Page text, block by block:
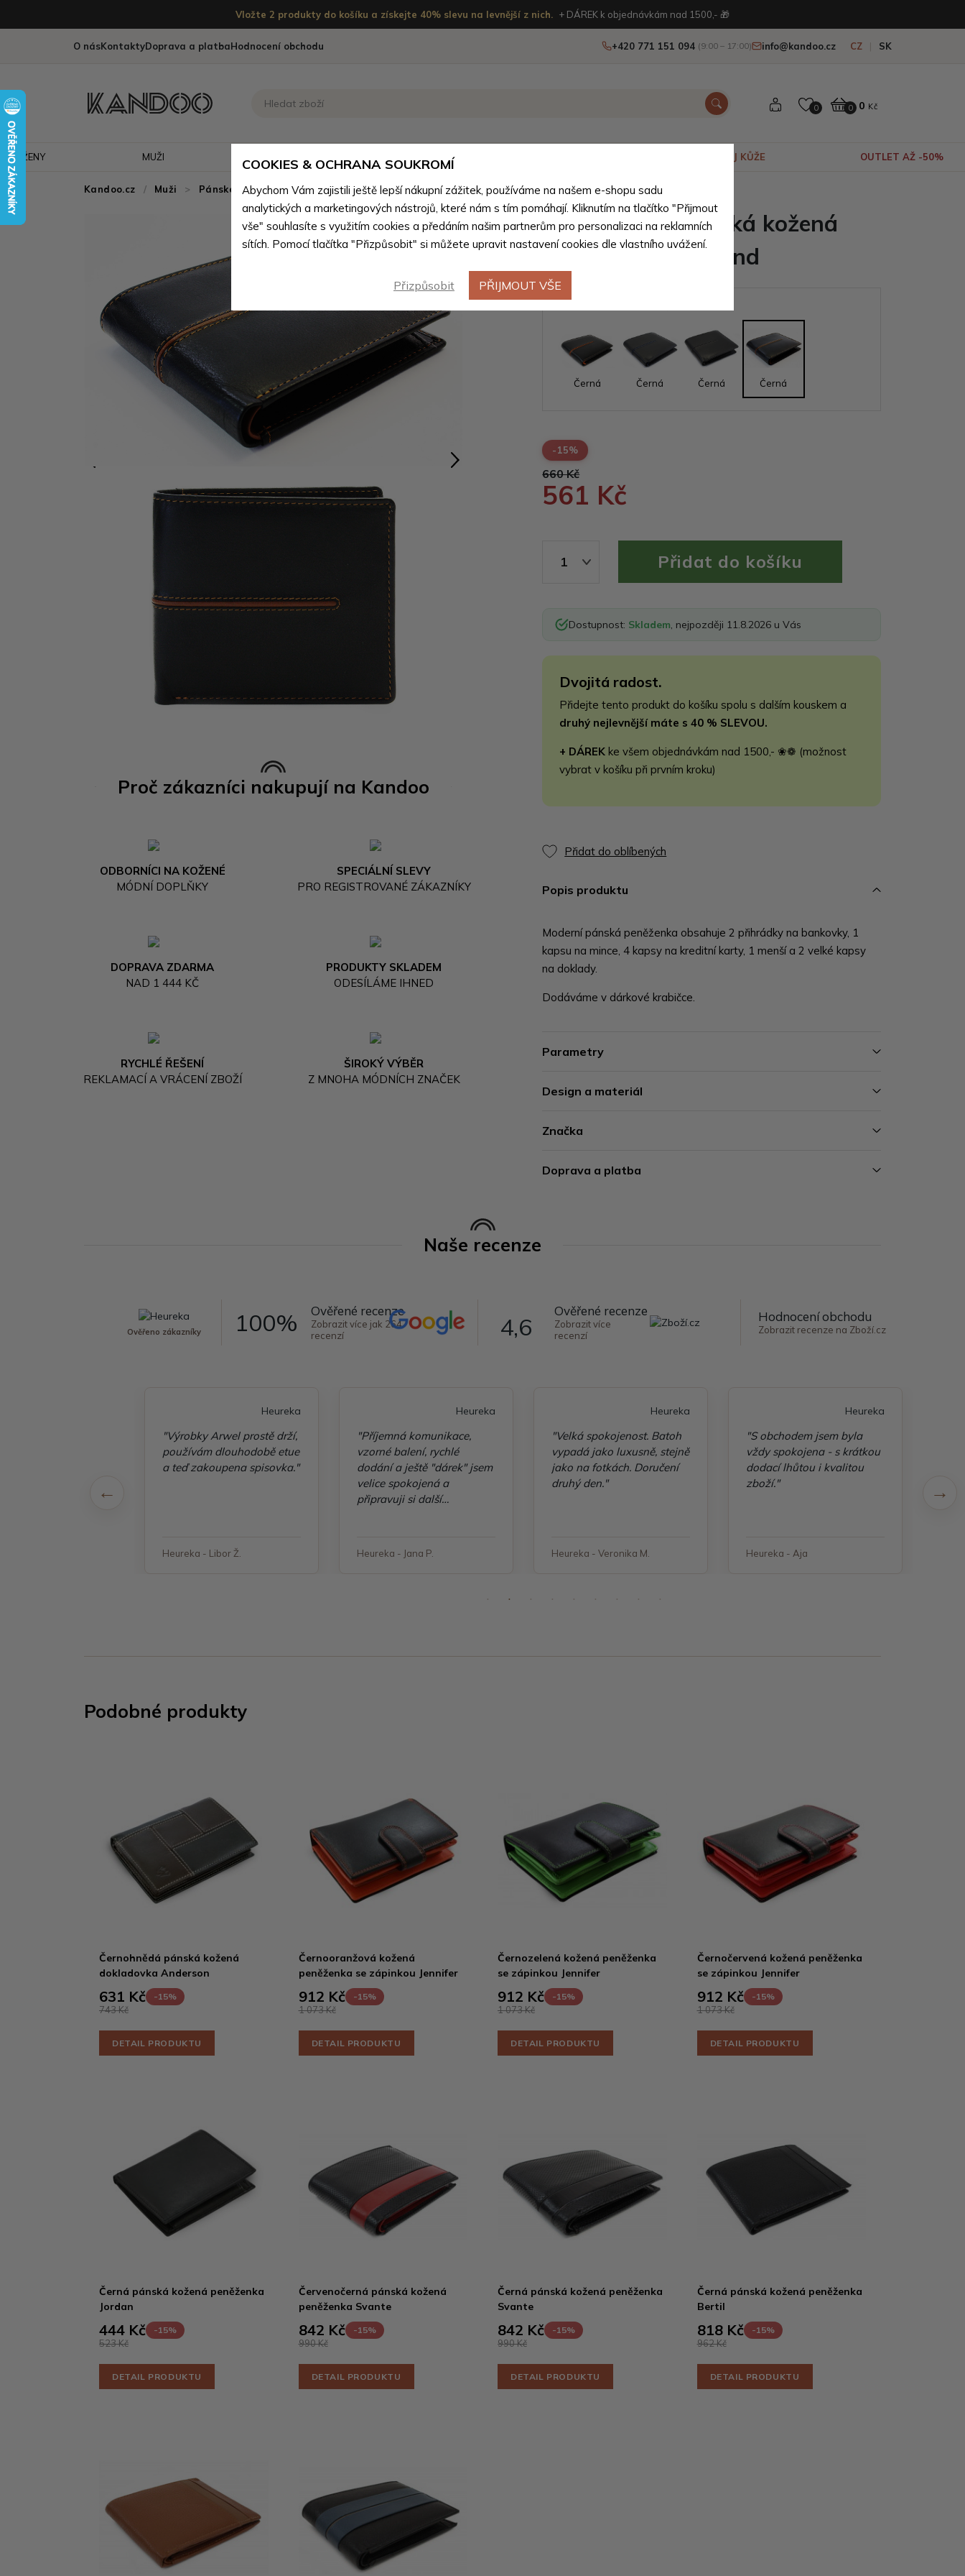
Vložte 2 produkty do košíku a získejte 40% slevu na levnější z nich. + DÁREK k objednávkám nad 1500,- 🎁
O násKontaktyDoprava a platbaHodnocení obchodu +420 771 151 094 (9:00 – 17:00) info@kandoo.cz CZ SK
0 0 0 Kč
ŽENY MUŽI VÝPRODEJ KŮŽE OUTLET AŽ -50%
Kandoo.cz Muži > Pánské peněženky > Pánské peněženky podle materiálu > Pánské peněženky z přírodní pravé kůže
Proč zákazníci nakupují na Kandoo
ODBORNÍCI NA KOŽENÉ
MÓDNÍ DOPLŇKY
SPECIÁLNÍ SLEVY
PRO REGISTROVANÉ ZÁKAZNÍKY
DOPRAVA ZDARMA
NAD 1 444 KČ
PRODUKTY SKLADEM
ODESÍLÁME IHNED
RYCHLÉ ŘEŠENÍ
REKLAMACÍ A VRÁCENÍ ZBOŽÍ
ŠIROKÝ VÝBĚR
Z MNOHA MÓDNÍCH ZNAČEK
Černohnědá pánská kožená
peněženka Germund
Barevné varianty
Černá Černá Černá Černá
-15%
660 Kč
561 Kč
1
Dostupnost: Skladem , nejpozději 11.8.2026 u Vás
Dvojitá radost.
Přidejte tento produkt do košíku spolu s dalším kouskem a
druhý nejlevnější máte s 40 % SLEVOU.
+ DÁREK ke všem objednávkám nad 1500,- ❀❁ (možnost
vybrat v košíku při prvním kroku)
Přidat do oblíbených
Popis produktu
Moderní pánská peněženka obsahuje 2 přihrádky na bankovky, 1
kapsu na mince, 4 kapsy na kreditní karty, 1 menší a 2 velké kapsy
na doklady.
Dodáváme v dárkové krabičce.
Parametry
Design a materiál
Značka
Doprava a platba
Naše recenze
Ověřeno zákazníky 100% Ověřené recenze
Zobrazit více jak 264
recenzí
4,6
Ověřené recenze
Zobrazit více
recenzí
Hodnocení obchodu
Zobrazit recenze na Zboží.cz
Heureka
"Výrobky Arwel prostě drží,
používám dlouhodobě etue
a teď zakoupena spisovka."
Heureka - Libor Ž.
Heureka
"Příjemná komunikace,
vzorné balení, rychlé
dodání a ještě "dárek" jsem
velice spokojená a
připravuji si další
Heureka - Jana P.
Heureka
"Velká spokojenost. Batoh
vypadá jako luxusně, stejně
jako na fotkách. Doručení
druhý den."
Heureka - Veronika M.
Heureka
"S obchodem jsem byla
vždy spokojena - s krátkou
dodací lhůtou i kvalitou
zboží."
Heureka - Aja
Podobné produkty
Černohnědá pánská kožená
dokladovka Anderson
631 Kč -15%
743 Kč
DETAIL PRODUKTU
Černooranžová kožená
peněženka se zápinkou Jennifer
912 Kč -15%
1 073 Kč
DETAIL PRODUKTU
Černozelená kožená peněženka
se zápinkou Jennifer
912 Kč -15%
1 073 Kč
DETAIL PRODUKTU
Černočervená kožená peněženka
se zápinkou Jennifer
912 Kč -15%
1 073 Kč
DETAIL PRODUKTU
Černá pánská kožená peněženka
Jordan
444 Kč -15%
523 Kč
DETAIL PRODUKTU
Červenočerná pánská kožená
peněženka Svante
842 Kč -15%
990 Kč
DETAIL PRODUKTU
Černá pánská kožená peněženka
Svante
842 Kč -15%
990 Kč
DETAIL PRODUKTU
Černá pánská kožená peněženka
Bertil
818 Kč -15%
962 Kč
DETAIL PRODUKTU
COOKIES & OCHRANA SOUKROMÍ
Abychom Vám zajistili ještě lepší nákupní zážitek, používáme na našem e-shopu sadu
analytických a marketingových nástrojů, které nám s tím pomáhají. Kliknutím na tlačítko "Přijmout
vše" souhlasíte s využitím cookies a předáním našim partnerům pro personalizaci na reklamních
sítích. Pomocí tlačítka "Přizpůsobit" si můžete upravit nastavení cookies dle vlastního uvážení.
Přizpůsobit PŘIJMOUT VŠE